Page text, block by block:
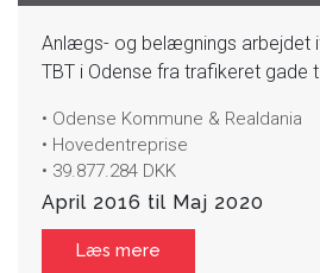
Anlægs- og belægnings arbejdet
TBT i Odense fra trafikeret gade
• Odense Kommune & Realdania
• Hovedentreprise
• 39.877.284 DKK
April 2016 til Maj 2020
Læs mere